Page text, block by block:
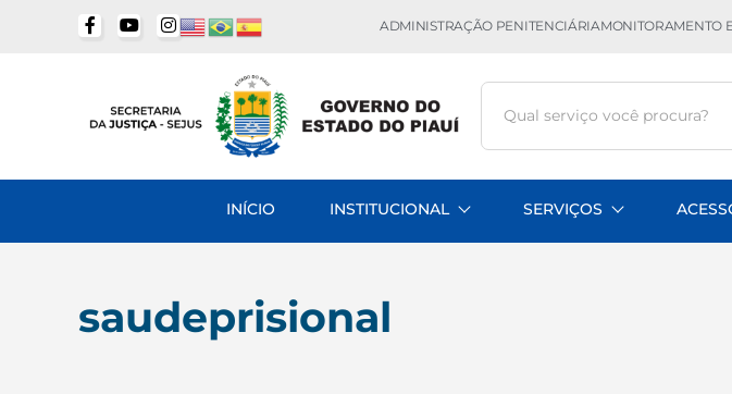
ADMINISTRAÇÃO PENITENCIÁRIAMONITORAMENTO
INÍCIO INSTITUCIONAL SERVIÇOS
saudeprisional